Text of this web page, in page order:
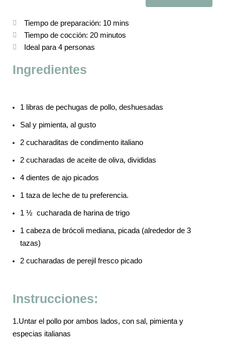
Tiempo de preparación: 10 mins
Tiempo de cocción: 20 minutos
Ideal para 4 personas
Ingredientes
1 libras de pechugas de pollo, deshuesadas
Sal y pimienta, al gusto
2 cucharaditas de condimento italiano
2 cucharadas de aceite de oliva, divididas
4 dientes de ajo picados
1 taza de leche de tu preferencia.
1 ½ cucharada de harina de trigo
1 cabeza de brócoli mediana, picada (alrededor de 3
tazas)
2 cucharadas de perejil fresco picado
Instrucciones:
1.Untar el pollo por ambos lados, con sal, pimienta y
especias italianas